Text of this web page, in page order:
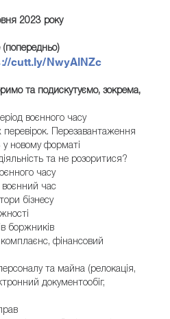
2023 року
(попередньо)
cutt.ly/NwyAlNZc
та подискутуємо, зокрема,
воєнного часу
Перезавантаження
новому форматі
та не розоритися?
часу
час
бізнесу
боржників
фінансовий
та майна (релокація,
документообіг,